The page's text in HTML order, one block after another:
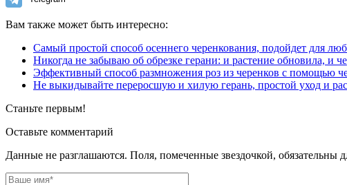
Вам также может быть интересно:
Самый простой способ осеннего черенкования, подойдет для
Никогда не забываю об обрезке герани: и растение обновила, и
Эффективный способ размножения роз из черенков с помощью
Не выкидывайте переросшую и хилую герань, простой уход и
Станьте первым!
Оставьте комментарий
Данные не разглашаются. Поля, помеченные звездочкой, обязательны